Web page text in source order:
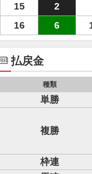
15
2
16
6
払戻金
種類
単勝
複勝
枠連